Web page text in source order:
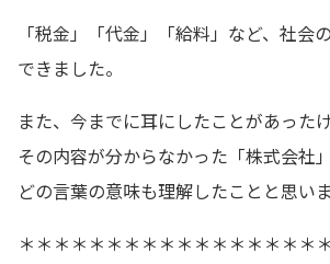
「税金」「代金」「給料」など、社会
できました。
また、今までに耳にしたことがあった
その内容が分からなかった「株式会社
どの言葉の意味も理解したことと思いま
＊＊＊＊＊＊＊＊＊＊＊＊＊＊＊＊＊